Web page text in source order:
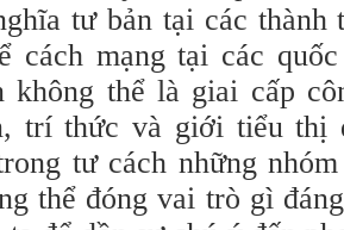
tư bản tại các
cách mạng tại các
không thể là giai cấp
trí thức và giới tiểu thị
tư cách những
thể đóng vai trò gì